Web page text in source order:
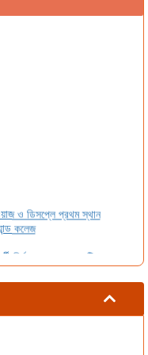
ও ডিসপ্লে প্রথম স্থান
কলেজ
নির্বাচন সংক্রান্ত নোটিশ
পূর্ণ রুটিনে যথারীতি শ্রেণি